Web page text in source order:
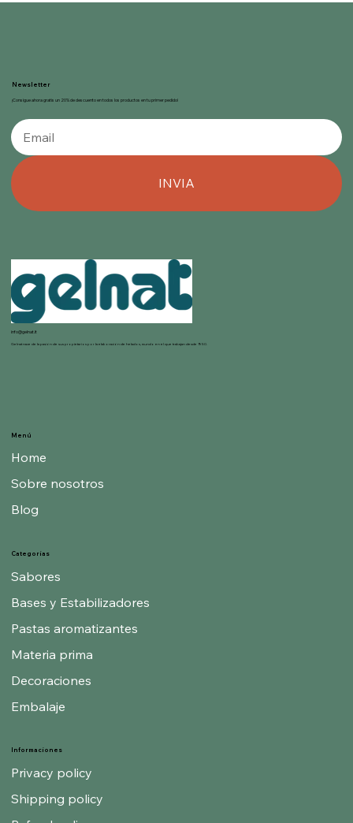
Newsletter
¡Consigue ahora gratis un 20% de descuento en todos los productos en tu primer pedido!
INVIA
info@gelnat.it
Gelnat nace de la pasión de sus propietarios por la elaboración de helados, mundo en el que trabajan desde 1950.
Informaciones
Privacy policy
Shipping policy
Categorías
Sabores
Bases y Estabilizadores
Pastas aromatizantes
Materia prima
Decoraciones
Embalaje
Menú
Home
Sobre nosotros
Blog